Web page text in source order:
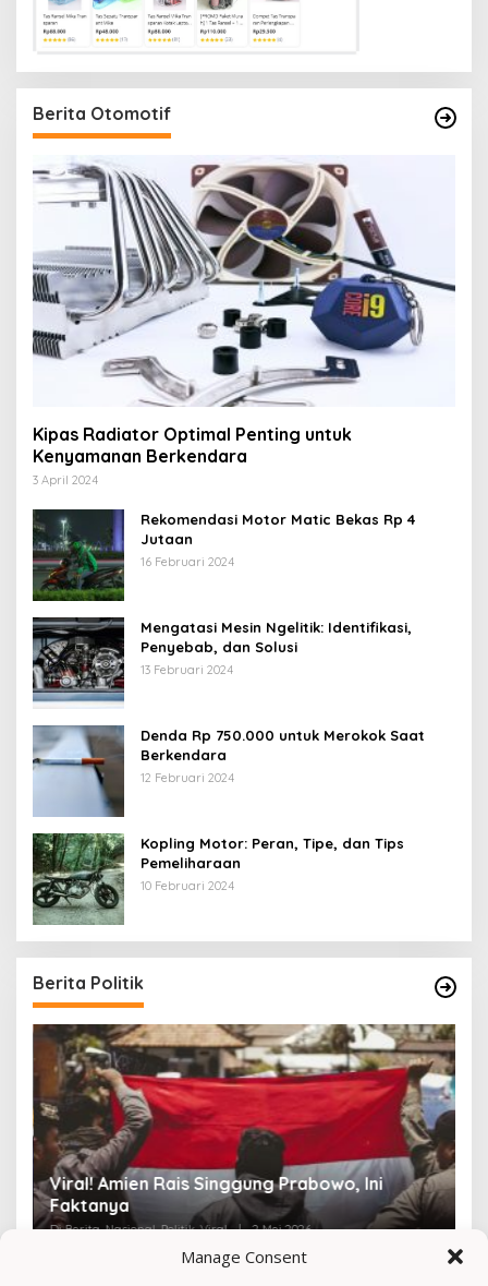
Manage Consent
Berita Otomotif
Kipas Radiator Optimal Penting untuk
Kenyamanan Berkendara
3 April 2024
Rekomendasi Motor Matic Bekas Rp 4
Jutaan
16 Februari 2024
Mengatasi Mesin Ngelitik: Identifikasi,
Penyebab, dan Solusi
13 Februari 2024
Denda Rp 750.000 untuk Merokok Saat
Berkendara
12 Februari 2024
Kopling Motor: Peran, Tipe, dan Tips
Pemeliharaan
10 Februari 2024
Berita Politik
Viral! Amien Rais Singgung Prabowo, Ini
Faktanya
Di Berita, Nasional, Politik, Viral | 2 Mei 2026 Di